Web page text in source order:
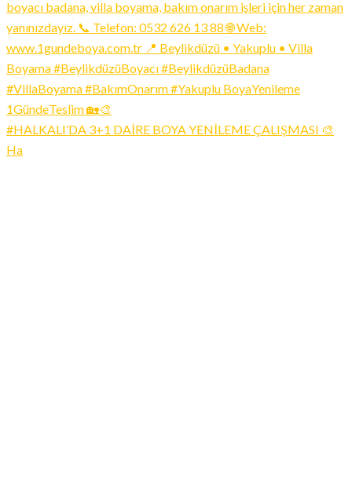
#HALKALI’DA 3+1 DAİRE BOYA YENİLEME ÇALIŞMASI 🎨
Ha